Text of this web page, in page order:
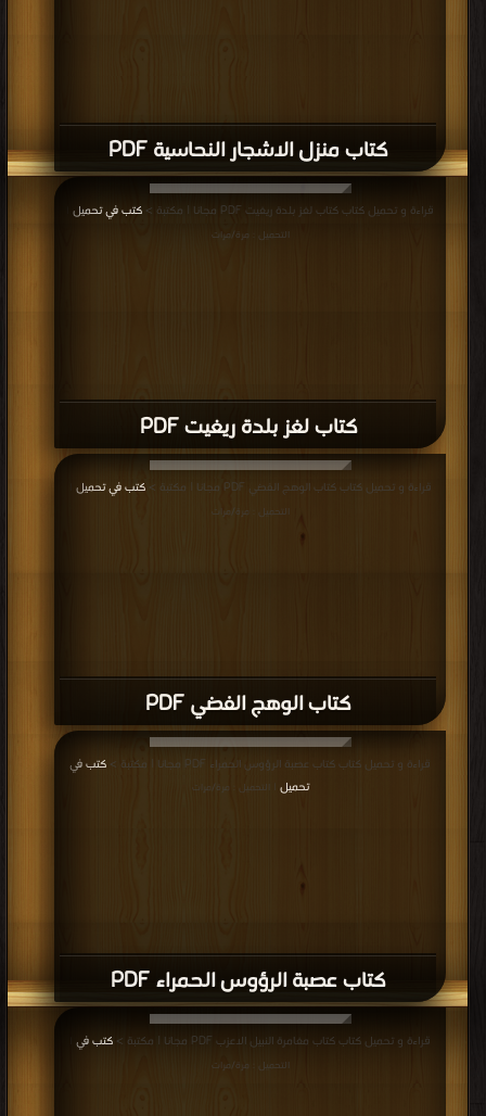
كتاب منزل الاشجار النحاسية PDF
كتاب لغز بلدة ريغيت PDF
قراءة و تحميل كتاب كتاب لغز بلدة ريغيت PDF مجانا | مكتبة > كتب في تحميل
التحميل : مرة/مرات
كتاب الوهج الفضي PDF
قراءة و تحميل كتاب كتاب الوهج الفضي PDF مجانا | مكتبة > كتب في تحميل
التحميل : مرة/مرات
كتاب عصبة الرؤوس الحمراء PDF
قراءة و تحميل كتاب كتاب عصبة الرؤوس الحمراء PDF مجانا | مكتبة >
كتب في
تحميل
| التحميل : مرة/مرات
قراءة و تحميل كتاب كتاب مغامرة النبيل الاعزب PDF مجانا | مكتبة > كتب في
التحميل : مرة/مرات